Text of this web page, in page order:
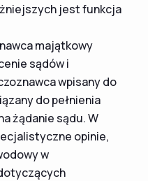
jest funkcja
majątkowy
sądów i
wpisany do
do pełnienia
żądanie sądu. W
opinie,
w